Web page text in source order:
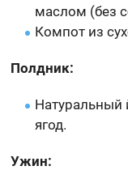
маслом (без
Компот из
Полдник:
Натуральный
ягод.
Ужин: